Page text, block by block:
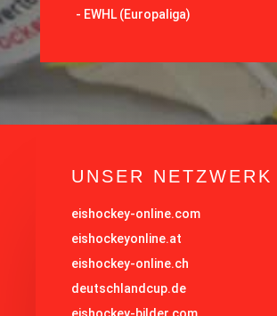
- EWHL (Europaliga)
UNSER NETZWERK
eishockey-online.com
eishockeyonline.at
eishockey-online.ch
deutschlandcup.de
eishockey-bilder.com